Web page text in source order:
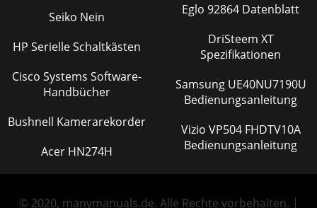
Seiko Nein
HP Serielle Schaltkästen
Cisco Systems Software-
Handbücher
Bushnell Kamerarekorder
Acer HN274H
Eglo 92864 Datenblatt
DriSteem XT
Spezifikationen
Samsung UE40NU7190U
Bedienungsanleitung
Vizio VP504 FHDTV10A
Bedienungsanleitung
© 2020, manymanuals.de. Alle Rechte vorbehalten. |